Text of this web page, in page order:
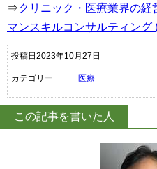
⇒クリニック・医療業界の経
マンスキルコンサルティング
投稿日2023年10月27日
カテゴリー 医療
この記事を書いた人